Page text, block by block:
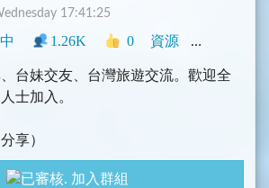
17:41:25
1.26K 0 資源 中文圈
台妹交友、台灣旅遊交流。歡迎全
士加入。
享）
加入群組